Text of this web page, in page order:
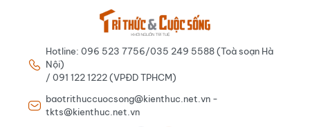
Hotline: 096 523 7756/035 249 5588 (Toà soạn Hà
Nội)
/ 091 122 1222 (VPĐD TPHCM)
baotrithuccuocsong@kienthuc.net.vn -
tkts@kienthuc.net.vn